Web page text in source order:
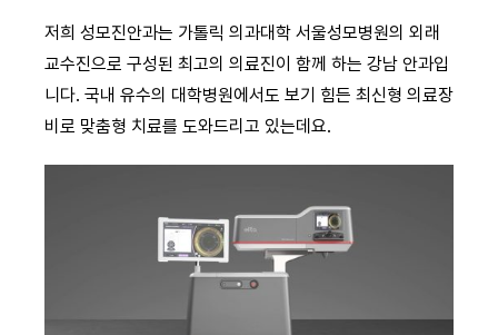
저희 성모진안과는 가톨릭 의과대학 서울성모병원의 외래
교수진으로 구성된 최고의 의료진이 함께 하는 강남 안과입
니다. 국내 유수의 대학병원에서도 보기 힘든 최신형 의료장
비로 맞춤형 치료를 도와드리고 있는데요.